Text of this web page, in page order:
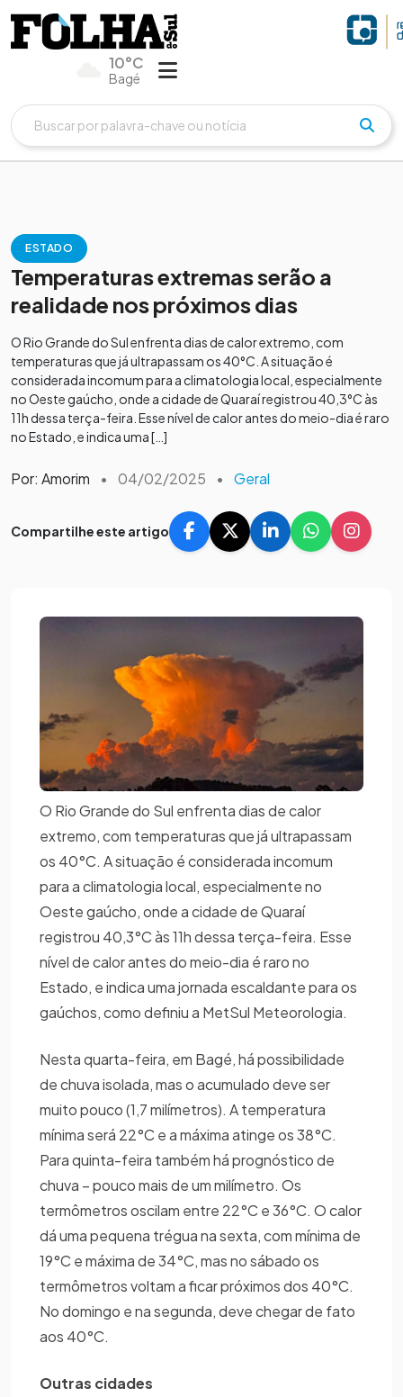
10°C
Bagé
ESTADO
Temperaturas extremas serão a
realidade nos próximos dias
O Rio Grande do Sul enfrenta dias de calor extremo, com
temperaturas que já ultrapassam os 40°C. A situação é
considerada incomum para a climatologia local, especialmente
no Oeste gaúcho, onde a cidade de Quaraí registrou 40,3°C às
11h dessa terça-feira. Esse nível de calor antes do meio-dia é raro
no Estado, e indica uma […]
Por: Amorim • 04/02/2025 • Geral
Compartilhe este artigo
O Rio Grande do Sul enfrenta dias de calor
extremo, com temperaturas que já ultrapassam
os 40°C. A situação é considerada incomum
para a climatologia local, especialmente no
Oeste gaúcho, onde a cidade de Quaraí
registrou 40,3°C às 11h dessa terça-feira. Esse
nível de calor antes do meio-dia é raro no
Estado, e indica uma jornada escaldante para os
gaúchos, como definiu a MetSul Meteorologia.
Nesta quarta-feira, em Bagé, há possibilidade
de chuva isolada, mas o acumulado deve ser
muito pouco (1,7 milímetros). A temperatura
mínima será 22°C e a máxima atinge os 38°C.
Para quinta-feira também há prognóstico de
chuva – pouco mais de um milímetro. Os
termômetros oscilam entre 22°C e 36°C. O calor
dá uma pequena trégua na sexta, com mínima de
19°C e máxima de 34°C, mas no sábado os
termômetros voltam a ficar próximos dos 40°C.
No domingo e na segunda, deve chegar de fato
aos 40°C.
Outras cidades